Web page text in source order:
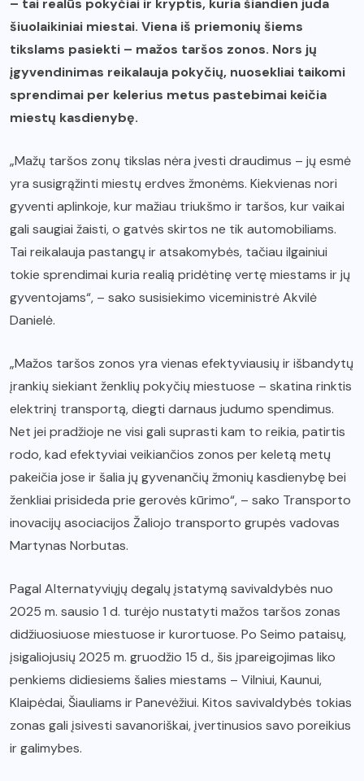
– tai realūs pokyčiai ir kryptis, kuria šiandien juda
šiuolaikiniai miestai. Viena iš priemonių šiems
tikslams pasiekti – mažos taršos zonos. Nors jų
įgyvendinimas reikalauja pokyčių, nuosekliai taikomi
sprendimai per kelerius metus pastebimai keičia
miestų kasdienybę.
„Mažų taršos zonų tikslas nėra įvesti draudimus – jų esmė
yra susigrąžinti miestų erdves žmonėms. Kiekvienas nori
gyventi aplinkoje, kur mažiau triukšmo ir taršos, kur vaikai
gali saugiai žaisti, o gatvės skirtos ne tik automobiliams.
Tai reikalauja pastangų ir atsakomybės, tačiau ilgainiui
tokie sprendimai kuria realią pridėtinę vertę miestams ir jų
gyventojams“, – sako susisiekimo viceministrė Akvilė
Danielė.
„Mažos taršos zonos yra vienas efektyviausių ir išbandytų
įrankių siekiant ženklių pokyčių miestuose – skatina rinktis
elektrinį transportą, diegti darnaus judumo spendimus.
Net jei pradžioje ne visi gali suprasti kam to reikia, patirtis
rodo, kad efektyviai veikiančios zonos per keletą metų
pakeičia jose ir šalia jų gyvenančių žmonių kasdienybę bei
ženkliai prisideda prie gerovės kūrimo“, – sako Transporto
inovacijų asociacijos Žaliojo transporto grupės vadovas
Martynas Norbutas.
Pagal Alternatyviųjų degalų įstatymą savivaldybės nuo
2025 m. sausio 1 d. turėjo nustatyti mažos taršos zonas
didžiuosiuose miestuose ir kurortuose. Po Seimo pataisų,
įsigaliojusių 2025 m. gruodžio 15 d., šis įpareigojimas liko
penkiems didiesiems šalies miestams – Vilniui, Kaunui,
Klaipėdai, Šiauliams ir Panevėžiui. Kitos savivaldybės tokias
zonas gali įsivesti savanoriškai, įvertinusios savo poreikius
ir galimybes.